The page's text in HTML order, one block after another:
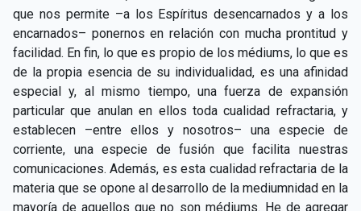
que nos permite –a los Espíritus desencarnados y a los
encarnados– ponernos en relación con mucha prontitud y
facilidad. En fin, lo que es propio de los médiums, lo que es
de la propia esencia de su individualidad, es una afinidad
especial y, al mismo tiempo, una fuerza de expansión
particular que anulan en ellos toda cualidad refractaria, y
establecen –entre ellos y nosotros– una especie de
corriente, una especie de fusión que facilita nuestras
comunicaciones. Además, es esta cualidad refractaria de la
materia que se opone al desarrollo de la mediumnidad en la
mayoría de aquellos que no son médiums. He de agregar